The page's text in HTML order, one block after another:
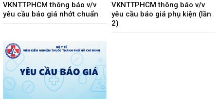
VKNTTPHCM thông báo v/v
yêu cầu báo giá nhớt chuẩn
VKNTTPHCM thông báo v/v
yêu cầu báo giá phụ kiện (lần
2)